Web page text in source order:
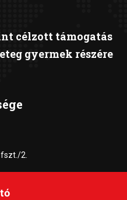
célzott támogatás
gyermek részére
2.